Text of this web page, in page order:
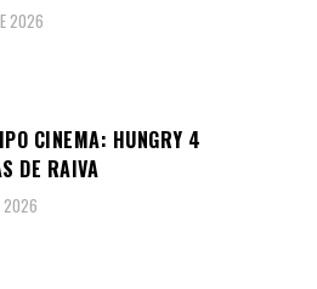
2026
CINEMA: HUNGRY 4
DE RAIVA
2026